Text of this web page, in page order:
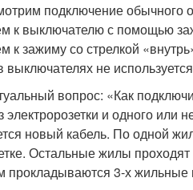
подключение
к выключателю с помощью
к зажиму со стрелкой
выключателях не
вопрос: «Как
электророзетки и одного или
новый кабель. По одной
Остальные жилы
прокладываются 3-х